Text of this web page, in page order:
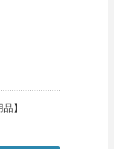
】